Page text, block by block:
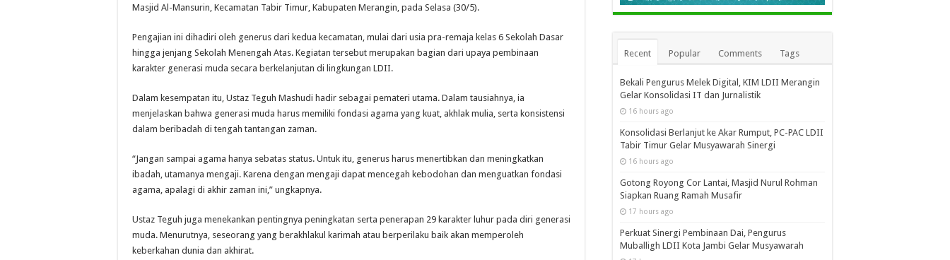
Masjid Al-Mansurin, Kecamatan Tabir Timur, Kabupaten Merangin, pada Selasa (30/5).
Pengajian ini dihadiri oleh generus dari kedua kecamatan, mulai dari usia pra-remaja kelas 6 Sekolah Dasar
hingga jenjang Sekolah Menengah Atas. Kegiatan tersebut merupakan bagian dari upaya pembinaan
karakter generasi muda secara berkelanjutan di lingkungan LDII.
Dalam kesempatan itu, Ustaz Teguh Mashudi hadir sebagai pemateri utama. Dalam tausiahnya, ia
menjelaskan bahwa generasi muda harus memiliki fondasi agama yang kuat, akhlak mulia, serta konsistensi
dalam beribadah di tengah tantangan zaman.
“Jangan sampai agama hanya sebatas status. Untuk itu, generus harus menertibkan dan meningkatkan
ibadah, utamanya mengaji. Karena dengan mengaji dapat mencegah kebodohan dan menguatkan fondasi
agama, apalagi di akhir zaman ini,” ungkapnya.
Ustaz Teguh juga menekankan pentingnya peningkatan serta penerapan 29 karakter luhur pada diri generasi
muda. Menurutnya, seseorang yang berakhlakul karimah atau berperilaku baik akan memperoleh
keberkahan dunia dan akhirat.
Recent Popular Comments Tags
Bekali Pengurus Melek Digital, KIM LDII Merangin
Gelar Konsolidasi IT dan Jurnalistik
16 hours ago
Konsolidasi Berlanjut ke Akar Rumput, PC-PAC LDII
Tabir Timur Gelar Musyawarah Sinergi
16 hours ago
Gotong Royong Cor Lantai, Masjid Nurul Rohman
Siapkan Ruang Ramah Musafir
17 hours ago
Perkuat Sinergi Pembinaan Dai, Pengurus
Muballigh LDII Kota Jambi Gelar Musyawarah